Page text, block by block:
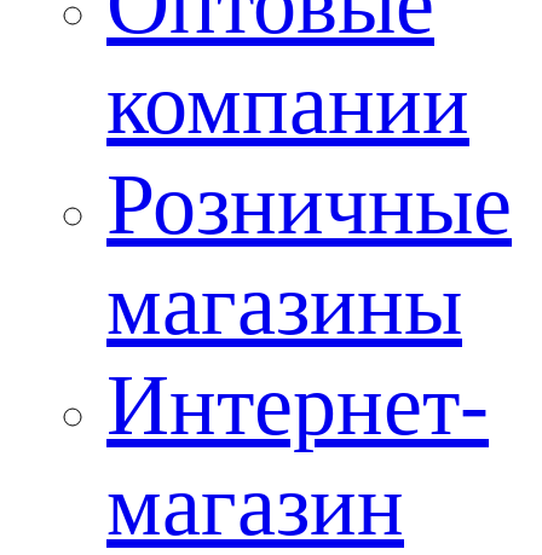
компании
Розничные
магазины
Интернет-
магазин